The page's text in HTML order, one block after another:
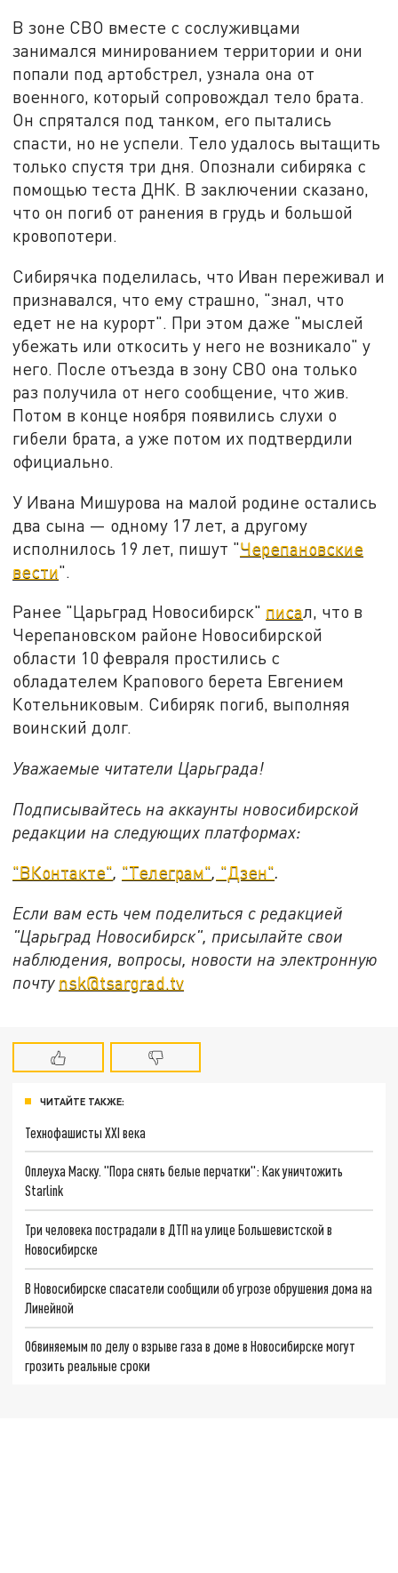
В зоне СВО вместе с сослуживцами
занимался минированием территории и они
попали под артобстрел, узнала она от
военного, который сопровождал тело брата.
Он спрятался под танком, его пытались
спасти, но не успели. Тело удалось вытащить
только спустя три дня. Опознали сибиряка с
помощью теста ДНК. В заключении сказано,
что он погиб от ранения в грудь и большой
кровопотери.
Сибирячка поделилась, что Иван переживал и
признавался, что ему страшно, "знал, что
едет не на курорт". При этом даже "мыслей
убежать или откосить у него не возникало" у
него. После отъезда в зону СВО она только
раз получила от него сообщение, что жив.
Потом в конце ноября появились слухи о
гибели брата, а уже потом их подтвердили
официально.
У Ивана Мишурова на малой родине остались
два сына — одному 17 лет, а другому
исполнилось 19 лет, пишут "Черепановские
вести".
Ранее "Царьград Новосибирск" писал, что в
Черепановском районе Новосибирской
области 10 февраля простились с
обладателем Крапового берета Евгением
Котельниковым. Сибиряк погиб, выполняя
воинский долг.
Уважаемые читатели Царьграда!
Подписывайтесь на аккаунты новосибирской
редакции на следующих платформах:
"ВКонтакте", "Телеграм", "Дзен".
Если вам есть чем поделиться с редакцией
"Царьград Новосибирск", присылайте свои
наблюдения, вопросы, новости на электронную
почту nsk@tsargrad.tv
ЧИТАЙТЕ ТАКЖЕ:
Технофашисты XXI века
Оплеуха Маску. "Пора снять белые перчатки": Как уничтожить
Starlink
Три человека пострадали в ДТП на улице Большевистской в
Новосибирске
В Новосибирске спасатели сообщили об угрозе обрушения дома на
Линейной
Обвиняемым по делу о взрыве газа в доме в Новосибирске могут
грозить реальные сроки